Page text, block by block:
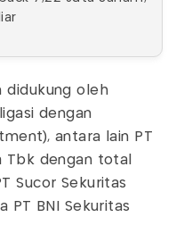
didukung oleh
dengan
antara lain PT
Tbk dengan total
Sucor Sekuritas
PT BNI Sekuritas